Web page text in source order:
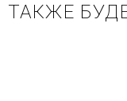
ТАКЖЕ